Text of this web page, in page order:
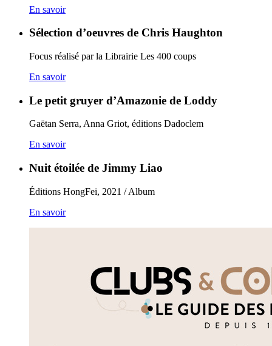
En savoir
Sélection d’oeuvres de Chris Haughton
Focus réalisé par la Librairie Les 400 coups
En savoir
Le petit gruyer d’Amazonie de Loddy
Gaëtan Serra, Anna Griot, éditions Dadoclem
En savoir
Nuit étoilée de Jimmy Liao
Éditions HongFei, 2021 / Album
En savoir